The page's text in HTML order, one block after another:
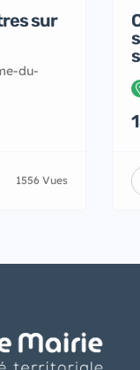
sur
du-
1556 Vues